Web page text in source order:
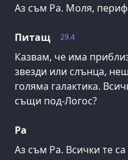
Аз съм Ра. Моля,
29.4
Питащ
Казвам, че има
звезди или слънца,
голяма галактика.
същи под-Логос?
Ра
Аз съм Ра. Всички те